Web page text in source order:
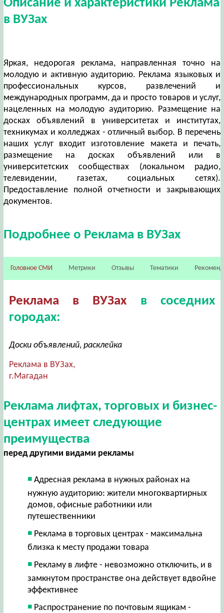
Описание и характеристики Реклама
в ВУЗах
Яркая, недорогая реклама, направленная точно на
молодую и активную аудиторию. Реклама языковых и
профессиональных курсов, развлечений и
международных программ, да и просто товаров и услуг,
нацеленных на молодую аудиторию. Размещение на
досках объявлений в университетах и институтах,
техникумах и колледжах - отличный выбор. В перечень
наших услуг входит изготовление макета и печать,
размещение на досках объявлений или в
университетских сообществах (локальном радио,
телевидении, газетах, социальных сетях).
Предоставление полной отчетности и закрывающих
документов.
Подробнее о Реклама в ВУЗах
Головное СМИ Метрики Отзывы Тематики
Реклама в ВУЗах в соседних
городах:
Доски объявлений, расклейка
Реклама в ВУЗах,
г.Магадан
Реклама лифтах, торговых и бизнес-
центрах имеет следующие
преимущества
перед другими видами рекламы
Адресная реклама в нужных районах на
нужную аудиторию: жители многоквартирных
домов, офисные работники или
путешественники
Реклама в торговых центрах - максимальна
близка к месту продажи товара
Рекламу в лифте - невозможно отключить, и в
замкнутом пространстве она действует вдвойне
эффективнее
Распространение по почтовым ящикам -